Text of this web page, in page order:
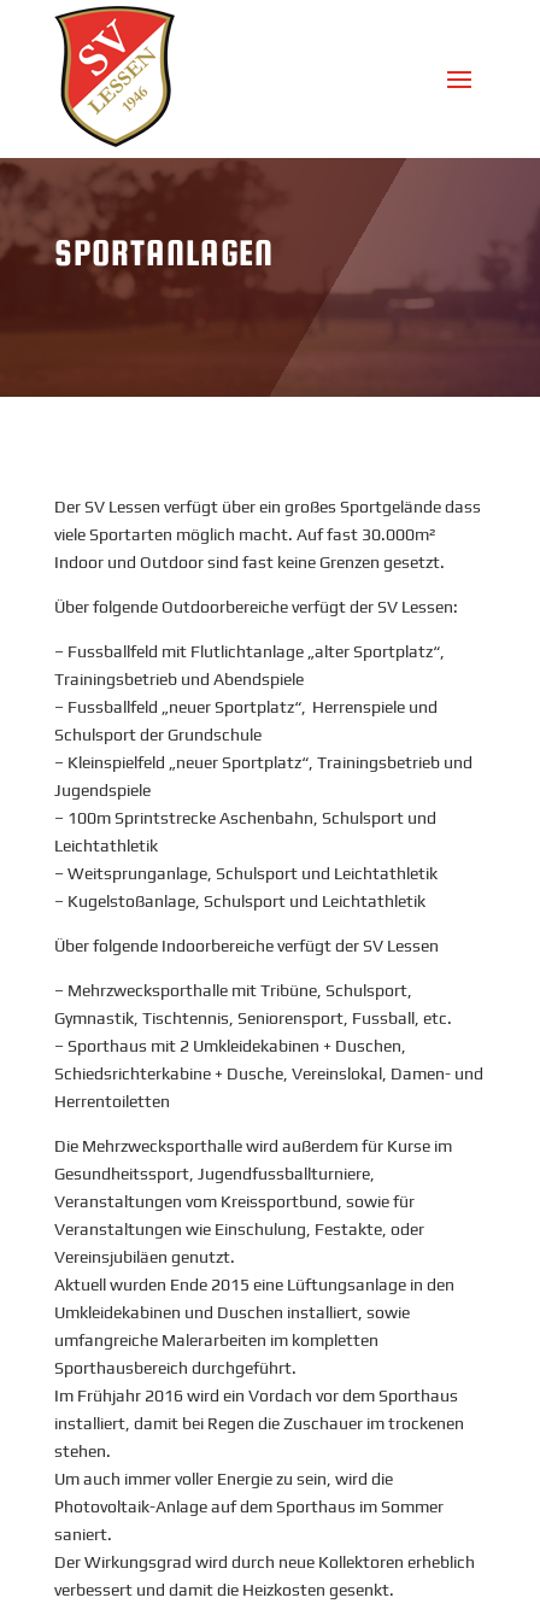
SPORTANLAGEN
Der SV Lessen verfügt über ein großes Sportgelände dass
viele Sportarten möglich macht. Auf fast 30.000m²
Indoor und Outdoor sind fast keine Grenzen gesetzt.
Über folgende Outdoorbereiche verfügt der SV Lessen:
– Fussballfeld mit Flutlichtanlage „alter Sportplatz“,
Trainingsbetrieb und Abendspiele
– Fussballfeld „neuer Sportplatz“, Herrenspiele und
Schulsport der Grundschule
– Kleinspielfeld „neuer Sportplatz“, Trainingsbetrieb und
Jugendspiele
– 100m Sprintstrecke Aschenbahn, Schulsport und
Leichtathletik
– Weitsprunganlage, Schulsport und Leichtathletik
– Kugelstoßanlage, Schulsport und Leichtathletik
Über folgende Indoorbereiche verfügt der SV Lessen
– Mehrzwecksporthalle mit Tribüne, Schulsport,
Gymnastik, Tischtennis, Seniorensport, Fussball, etc.
– Sporthaus mit 2 Umkleidekabinen + Duschen,
Schiedsrichterkabine + Dusche, Vereinslokal, Damen- und
Herrentoiletten
Die Mehrzwecksporthalle wird außerdem für Kurse im
Gesundheitssport, Jugendfussballturniere,
Veranstaltungen vom Kreissportbund, sowie für
Veranstaltungen wie Einschulung, Festakte, oder
Vereinsjubiläen genutzt.
Aktuell wurden Ende 2015 eine Lüftungsanlage in den
Umkleidekabinen und Duschen installiert, sowie
umfangreiche Malerarbeiten im kompletten
Sporthausbereich durchgeführt.
Im Frühjahr 2016 wird ein Vordach vor dem Sporthaus
installiert, damit bei Regen die Zuschauer im trockenen
stehen.
Um auch immer voller Energie zu sein, wird die
Photovoltaik-Anlage auf dem Sporthaus im Sommer
saniert.
Der Wirkungsgrad wird durch neue Kollektoren erheblich
verbessert und damit die Heizkosten gesenkt.